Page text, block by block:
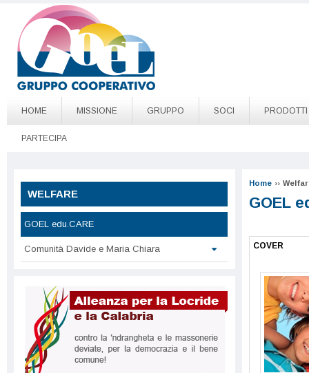
Salta al contenuto principale
Go to page top
HOME MISSIONE GRUPPO SOCI PRODOTTI
PARTECIPA
Home ››
GOEL
COVER
WELFARE
GOEL edu.CARE
Comunità Davide e Maria Chiara